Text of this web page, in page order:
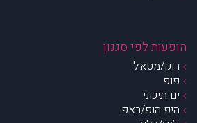
הופעות לפי סגנון
רוק/מטאל
פופ
ים תיכוני
היפ הופ/ראפ